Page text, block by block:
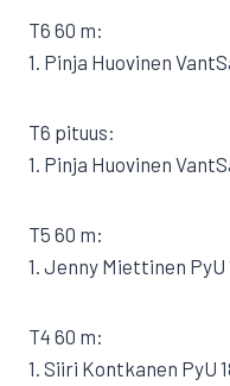
T6 60 m:
1. Pinja Huovinen
T6 pituus:
1. Pinja Huovinen
T5 60 m:
1. Jenny Miettinen PyU
T4 60 m:
1. Siiri Kontkanen PyU